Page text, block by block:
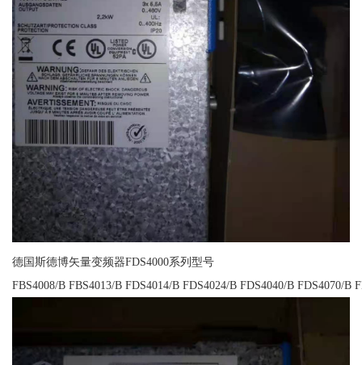
德国斯德博矢量变频器FDS4000系列型号
FBS4008/B FBS4013/B FDS4014/B FDS4024/B FDS4040/B FDS4070/B